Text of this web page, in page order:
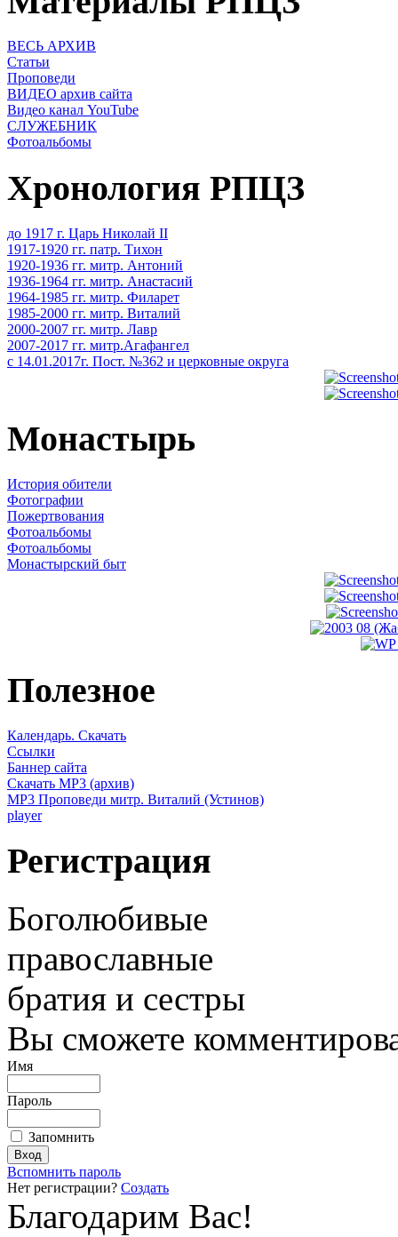
ВЕСЬ АРХИВ
Статьи
Проповеди
ВИДЕО архив сайта
Видео канал YouTube
СЛУЖЕБНИК
Фотоальбомы
Хронология РПЦЗ
до 1917 г. Царь Николай II
1917-1920 гг. патр. Тихон
1920-1936 гг. митр. Антоний
1936-1964 гг. митр. Анастасий
1964-1985 гг. митр. Филарет
1985-2000 гг. митр. Виталий
2000-2007 гг. митр. Лавр
2007-2017 гг. митр.Агафангел
с 14.01.2017г. Пост. №362 и церковные округа
Монастырь
История обители
Фотографии
Пожертвования
Фотоальбомы
Фотоальбомы
Монастырский быт
Полезное
Календарь. Скачать
Ссылки
Баннер сайта
Скачать MP3 (архив)
MP3 Проповеди митр. Виталий (Устинов)
player
Регистрация
Боголюбивые
православные
братия и сестры
Вы сможете
Имя
Пароль
Запомнить
Вспомнить пароль
Нет регистрации? Создать
Благодарим Вас!